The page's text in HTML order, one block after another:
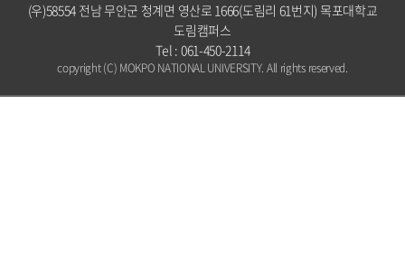
(우)58554 전남 무안군 청계면 영산로 1666(도림리 61번지) 목포대학교
도림캠퍼스
Tel : 061-450-2114
copyright (C) MOKPO NATIONAL UNIVERSITY. All rights reserved.